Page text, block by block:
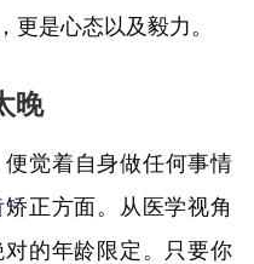
更是心态以及毅力。
晚
觉着自身做任何事情
矫正方面。从医学视角
的年龄限定。只要你